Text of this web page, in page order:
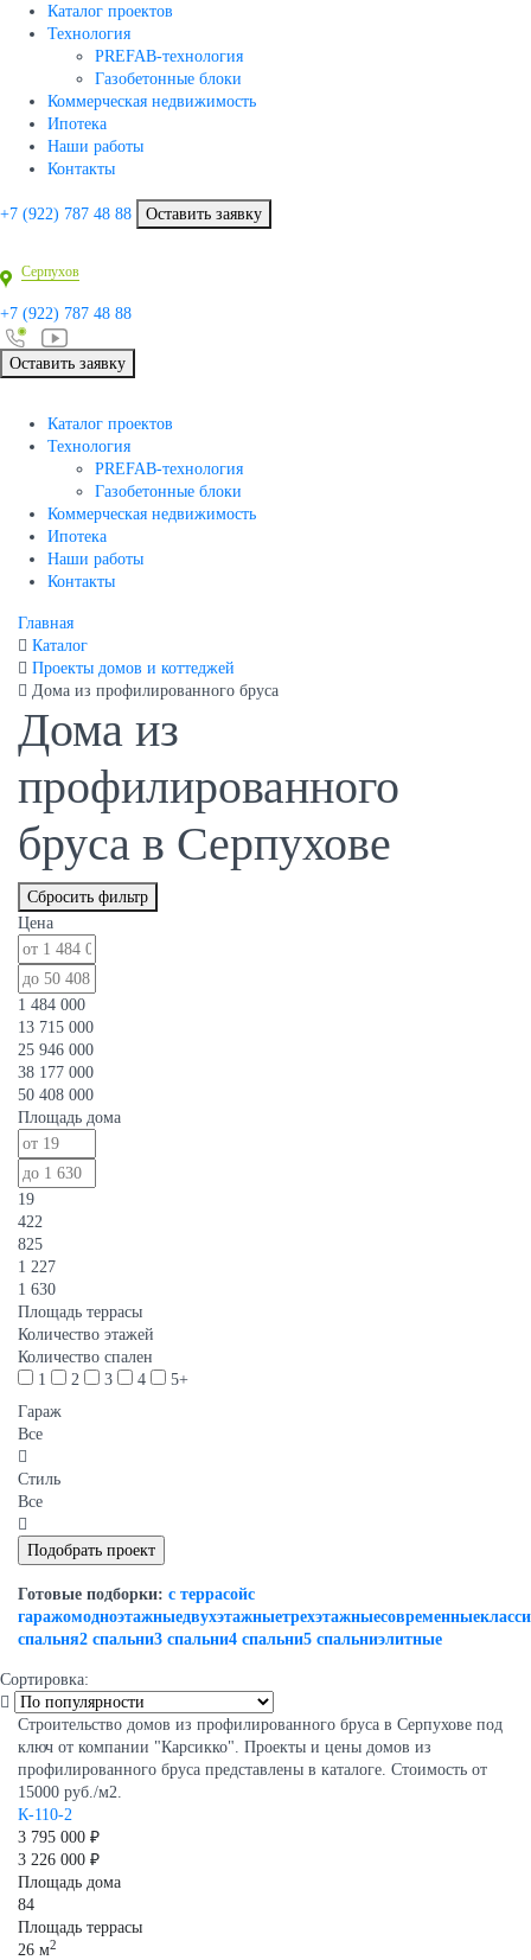
Каталог проектов
Технология
PREFAB-технология
Газобетонные блоки
Коммерческая недвижимость
Ипотека
Наши работы
Контакты
+7 (922) 787 48 88 Оставить заявку
Серпухов
+7 (922) 787 48 88
Оставить заявку
Каталог проектов
Технология
PREFAB-технология
Газобетонные блоки
Коммерческая недвижимость
Ипотека
Наши работы
Контакты
Главная
Каталог
Проекты домов и коттеджей
Дома из профилированного бруса
Дома из
профилированного
бруса в Серпухове
Сбросить фильтр
Цена
1 484 000
13 715 000
25 946 000
38 177 000
50 408 000
Площадь дома
19
422
825
1 227
1 630
Площадь террасы
Количество этажей
Количество спален
1
2 3 4
5+
Гараж
Все
Стиль
Все
Готовые подборки: с террасойс
гаражомодноэтажныедвухэтажныетрехэтажныесовременные
спальня2 спальни3 спальни4 спальни5 спальниэлитные
Сортировка:
Строительство домов из профилированного бруса в Серпухове под
ключ от компании "Карсикко". Проекты и цены домов из
профилированного бруса представлены в каталоге. Стоимость от
15000 руб./м2.
К-110-2
3 795 000 ₽
3 226 000 ₽
Площадь дома
84
Площадь террасы
26 м2